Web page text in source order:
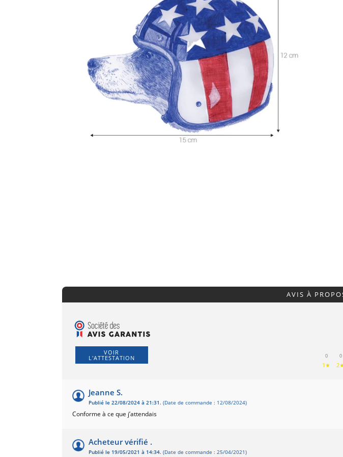
AVIS À
VOIR
L'ATTESTATION 0
1★
0
Jeanne S.
Publié le 22/08/2024 à 21:31. (Date de commande : 12/08/2024)
Conforme à ce que j’attendais
Acheteur vérifié .
Publié le 19/05/2021 à 14:34. (Date de commande : 25/04/2021)